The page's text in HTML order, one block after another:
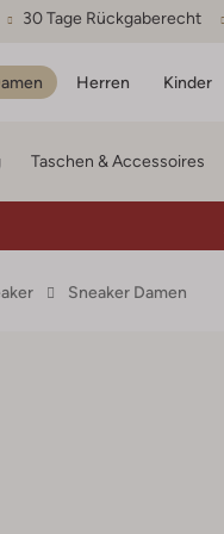
30 Tage Rückgaberecht
Herren Kinder
Taschen & Accessoires
Sneaker Damen